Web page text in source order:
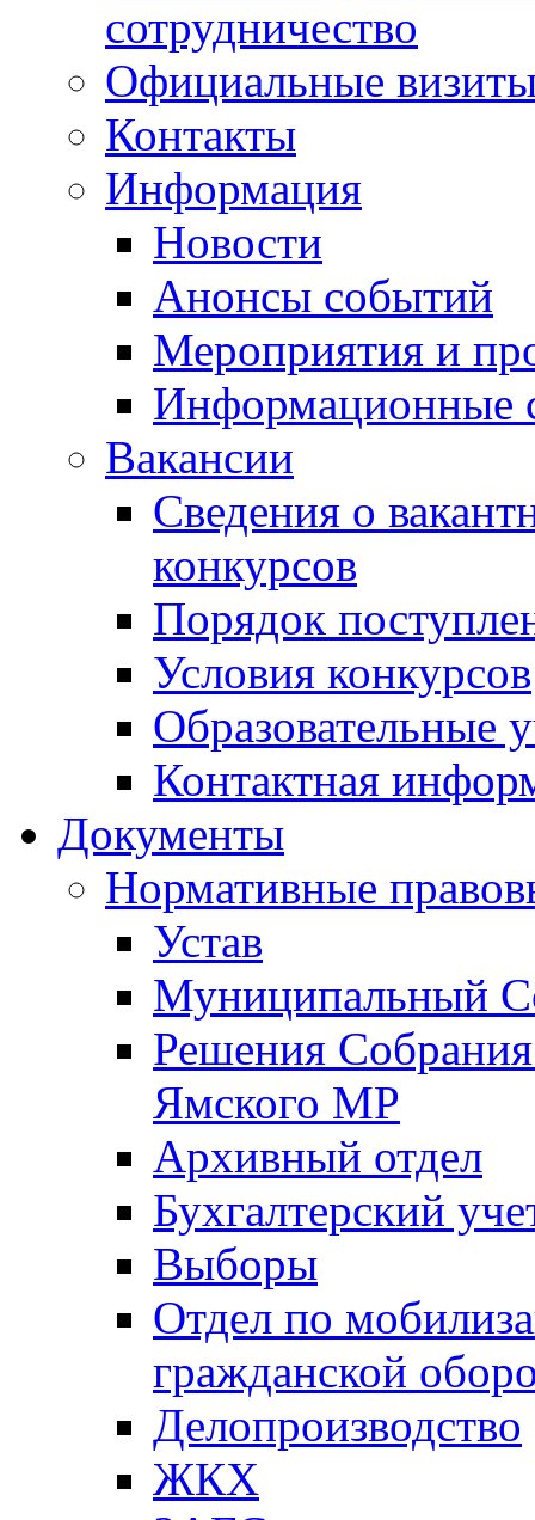
сотрудничество
Официальные
Контакты
Информация
Новости
Анонсы событий
Мероприятия и
Информационные
Вакансии
Сведения о
конкурсов
Порядок
Условия конкурсов
Образовательные
Контактная
Документы
Нормативные
Устав
Муниципальный
Решения
Ямского МР
Архивный отдел
Бухгалтерский
Выборы
Отдел по
гражданской
Делопроизводство
ЖКХ